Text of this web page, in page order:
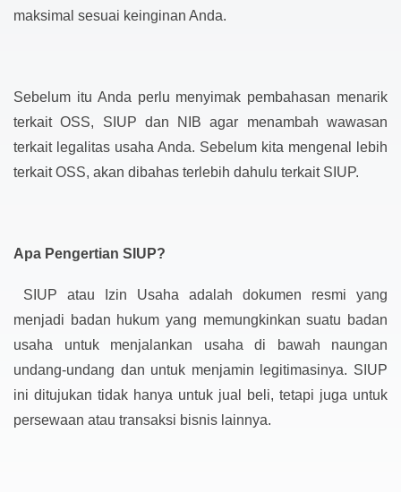
maksimal sesuai keinginan Anda.
Sebelum itu Anda perlu menyimak pembahasan menarik
terkait OSS, SIUP dan NIB agar menambah wawasan
terkait legalitas usaha Anda. Sebelum kita mengenal lebih
terkait OSS, akan dibahas terlebih dahulu terkait SIUP.
Apa Pengertian SIUP?
SIUP atau Izin Usaha adalah dokumen resmi yang
menjadi badan hukum yang memungkinkan suatu badan
usaha untuk menjalankan usaha di bawah naungan
undang-undang dan untuk menjamin legitimasinya. SIUP
ini ditujukan tidak hanya untuk jual beli, tetapi juga untuk
persewaan atau transaksi bisnis lainnya.